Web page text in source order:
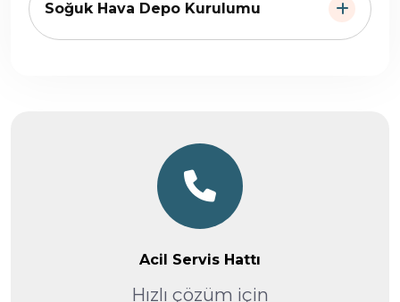
Soğuk Hava Depo Kurulumu
Acil Servis Hattı
Hızlı çözüm için